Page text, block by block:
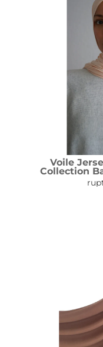
Voile
Collection